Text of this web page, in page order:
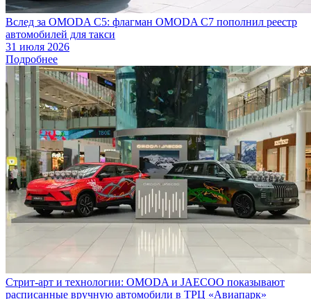
Вслед за OMODA C5: флагман OMODA C7 пополнил реестр
автомобилей для такси
31 июля 2026
Подробнее
Стрит-арт и технологии: OMODA и JAECOO показывают
расписанные вручную автомобили в ТРЦ «Авиапарк»